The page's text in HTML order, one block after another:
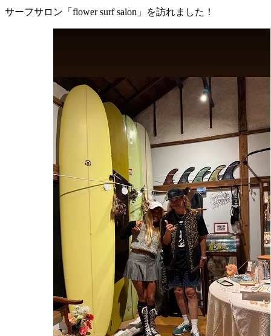
サーフサロン「flower surf salon」を訪れました！